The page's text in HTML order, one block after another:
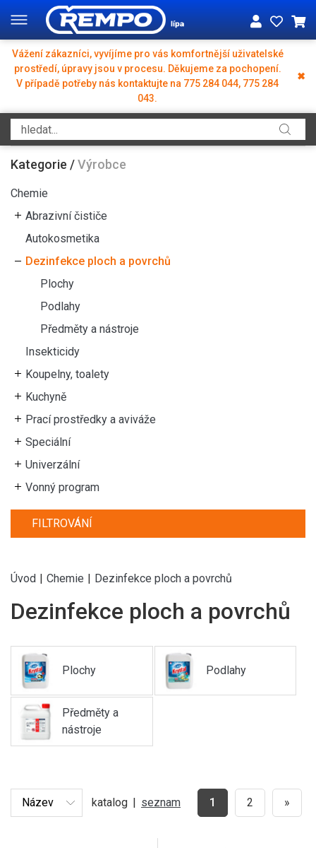
✖
Vážení zákazníci, vyvíjíme pro vás komfortnější uživatelské
prostředí, úpravy jsou v procesu. Děkujeme za pochopení.
V případě potřeby nás kontaktujte na 775 284 044, 775 284
043.
Kategorie /Výrobce
Chemie
Abrazivní čističe
Autokosmetika
Dezinfekce ploch a povrchů
Plochy
Podlahy
Předměty a nástroje
Insekticidy
Koupelny, toalety
Kuchyně
Prací prostředky a aviváže
Speciální
Univerzální
Vonný program
FILTROVÁNÍ
Úvod | Chemie | Dezinfekce ploch a povrchů
Dezinfekce ploch a povrchů
Plochy Podlahy
Předměty a
nástroje
katalog | seznam 1 2 »